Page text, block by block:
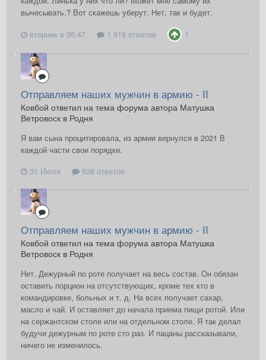
вычесывать.? Вот скажешь уберут. Нет, так и будет.
вторник в 05:47
1 918 ответов 1
Отправляем наших мужчин в армию - II
Ковбой ответил на тема форума автора Матушка
Ветровоск в Родня
Я вам сына процитировала, из армии вернулся в 2021 В
каждой части свои порядки.
31 Июля
538 ответов
Отправляем наших мужчин в армию - II
Ковбой ответил на тема форума автора Матушка
Ветровоск в Родня
Нет. Дежурный по роте получает на весь состав. Он обязан
оставить порцион на отсутствующих, кроме тех кто в
командировке, больных и т. д. На всех получает сахар,
масло и чай. И оставляет до начала приема пищи ротой. Или
на сержантском столе или на отдельном столе. Я так делал
будучи дежурным по роте сто раз. И пацаны рассказывали,
ничего не изменилось.